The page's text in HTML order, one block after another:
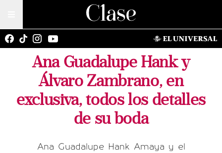
Ana Guadalupe Hank y
Álvaro Zambrano, en
exclusiva, todos los detalles
de su boda
Ana Guadalupe Hank Amaya y el